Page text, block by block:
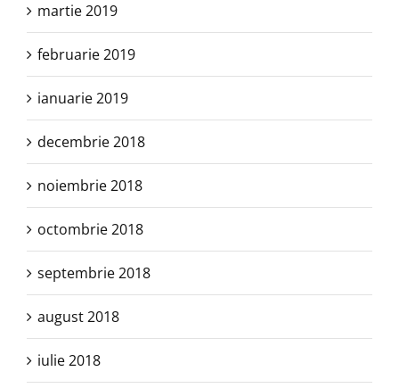
martie 2019
februarie 2019
ianuarie 2019
decembrie 2018
noiembrie 2018
octombrie 2018
septembrie 2018
august 2018
iulie 2018